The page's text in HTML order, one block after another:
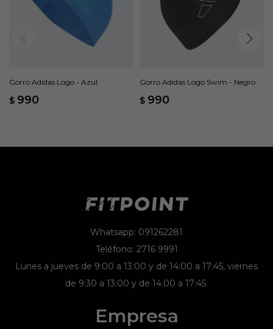
Gorro Adidas Logo - Azul
$ 990
Gorro Adidas Logo Swim - Negro
$ 990
Whatsapp: 091262281
Teléfono: 2716 9991
Lunes a jueves de 9:00 a 13:00 y de 14:00 a 17:45, viernes
de 9:30 a 13:00 y de 14:00 a 17:45.
Empresa